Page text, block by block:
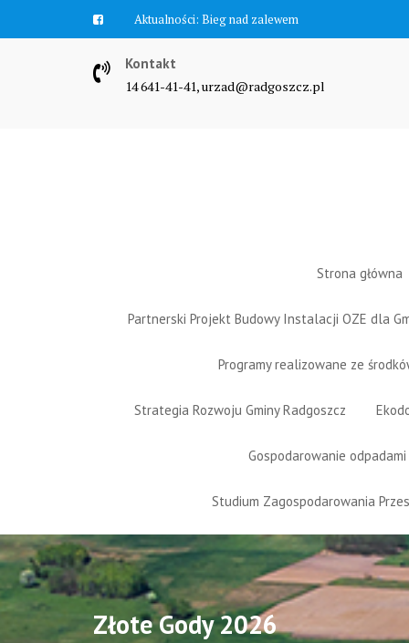
Aktualności: Bieg nad zalewem
Kontakt
14 641-41-41, urzad@radgoszcz.pl
Strona główna
Partnerski Projekt Budowy Instalacji OZE dla
Programy realizowane ze
Strategia Rozwoju Gminy Radgoszcz
Gospodarowanie odpadami
Studium Zagospodarowania
Złote Gody 2026